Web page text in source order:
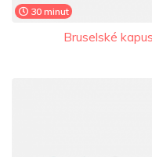
30 minut
Bruselské